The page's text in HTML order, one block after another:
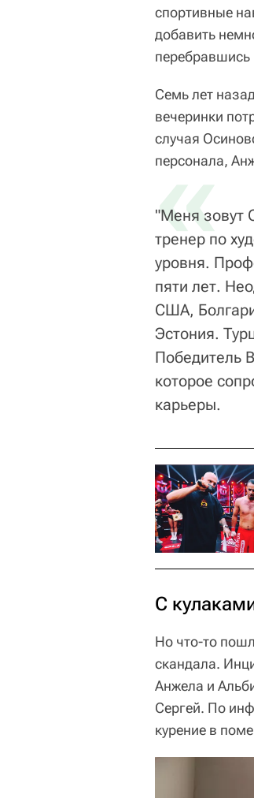
спортивные
добавить
перебравшись
Семь лет
вечеринки
случая
персонала,
«
"Меня зовут
тренер по
уровня.
пяти лет.
США,
Эстония.
Победитель
которое
карьеры.
С
Но что-то
скандала.
Анжела и
Сергей. По
курение в